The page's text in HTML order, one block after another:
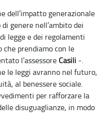
dell’impatto generazionale
genere nell’ambito dei
legge e dei regolamenti
prendiamo con le
l’assessore Casili -.
le leggi avranno nel futuro,
al benessere sociale.
per rafforzare la
disuguaglianze, in modo